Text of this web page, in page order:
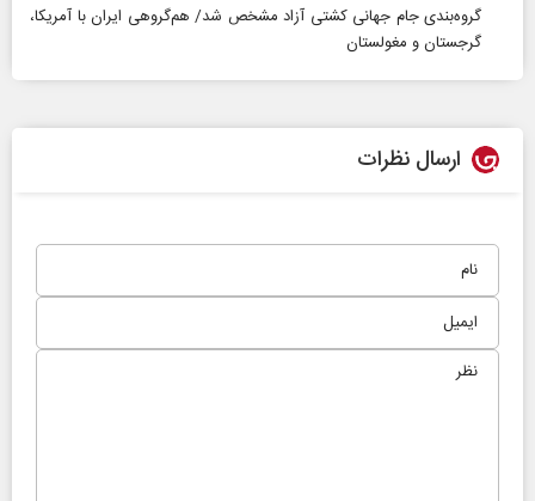
گروه‌بندی جام جهانی کشتی آزاد مشخص شد/ هم‌گروهی ایران با آمریکا،
گرجستان و مغولستان
ارسال نظرات